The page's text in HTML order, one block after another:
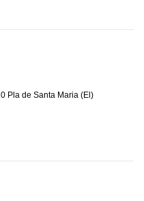
Pla de Santa Maria (El)